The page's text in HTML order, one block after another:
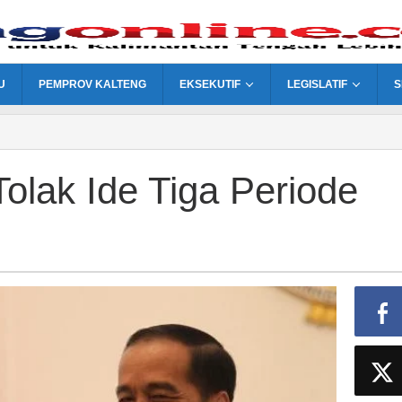
PEMPROV KALTENG EKSEKUTIF LEGISLATIF
Ide Tiga Periode